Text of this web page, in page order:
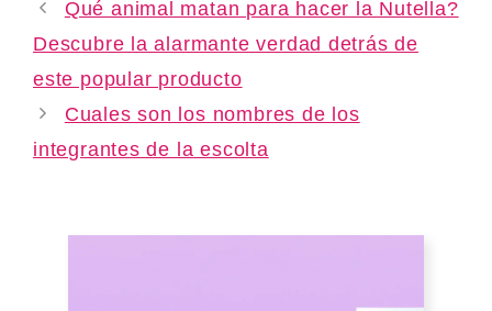
Qué animal matan para hacer la Nutella?
Descubre la alarmante verdad detrás de
este popular producto
Cuales son los nombres de los
integrantes de la escolta